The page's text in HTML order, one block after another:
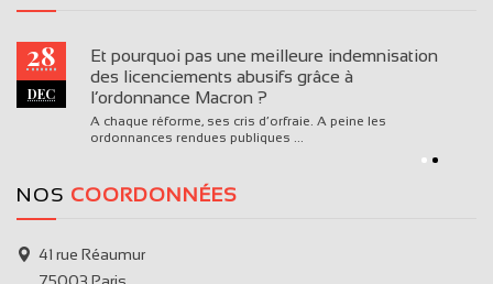
28
DEC
Et pourquoi pas une meilleure indemnisation
des licenciements abusifs grâce à
l’ordonnance Macron ?
A chaque réforme, ses cris d’orfraie. A peine les
ordonnances rendues publiques ...
NOS COORDONNÉES
41 rue Réaumur